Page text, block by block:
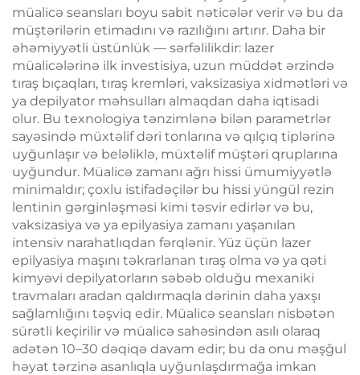
müalicə seansları boyu sabit nəticələr verir və bu da
müştərilərin etimadını və razılığını artırır. Daha bir
əhəmiyyətli üstünlük — sərfəlilikdir: lazer
müalicələrinə ilk investisiya, uzun müddət ərzində
tıraş bıçaqları, tıraş kremləri, vaksizasiya xidmətləri və
ya depilyator məhsulları almaqdan daha iqtisadi
olur. Bu texnologiya tənzimlənə bilən parametrlər
sayəsində müxtəlif dəri tonlarına və qılçıq tiplərinə
uyğunlaşır və beləliklə, müxtəlif müştəri qruplarına
uyğundur. Müalicə zamanı ağrı hissi ümumiyyətlə
minimaldır; çoxlu istifadəçilər bu hissi yüngül rezin
lentinin gərginləşməsi kimi təsvir edirlər və bu,
vaksizasiya və ya epilyasiya zamanı yaşanılan
intensiv narahatlıqdan fərqlənir. Yüz üçün lazer
epilyasiya maşını təkrarlanan tıraş olma və ya qəti
kimyəvi depilyatorların səbəb olduğu mexaniki
travmaları aradan qaldırmaqla dərinin daha yaxşı
sağlamlığını təşviq edir. Müalicə seansları nisbətən
sürətli keçirilir və müalicə sahəsindən asılı olaraq
adətən 10–30 dəqiqə davam edir; bu da onu məşğul
həyat tərzinə asanlıqla uyğunlaşdırmağa imkan